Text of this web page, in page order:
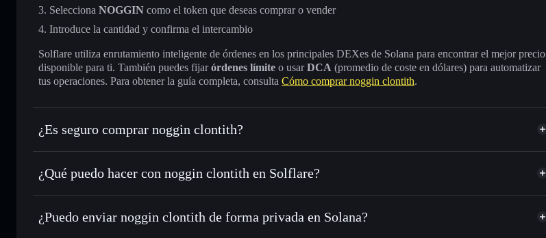
Selecciona NOGGIN como el token que deseas comprar o vender
Introduce la cantidad y confirma el intercambio
Solflare utiliza enrutamiento inteligente de órdenes en los principales DEXes de Solana para encontrar el mejor precio
disponible para ti. También puedes fijarórdenes límite o usarDCA (promedio de coste en dólares) para automatizar
tus operaciones. Para obtener la guía completa, consulta Cómo comprar noggin clontith.
¿Es seguro comprar noggin clontith?
noggin clontith no está verificado
¿Qué puedo hacer con noggin clontith en Solflare?
noggin clontith
cartera de Solflare
Intercambiar al instante : operar con NOGGIN para SOL, USDC o miles de otros tokens de Solana con
¿Puedo enviar noggin clontith de forma privada en Solana?